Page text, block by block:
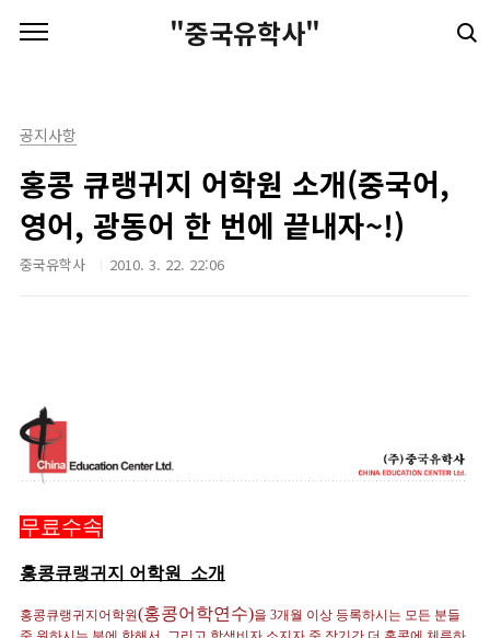
"중국유학사"
공지사항
홍콩 큐랭귀지 어학원 소개(중국어,
영어, 광동어 한 번에 끝내자~!)
중국유학사 2010. 3. 22. 22:06
무료수속
홍콩큐랭귀지 어학원 소개
홍콩큐랭귀지어학원(홍콩어학연수)을 3개월 이상 등록하시는 모든 분들